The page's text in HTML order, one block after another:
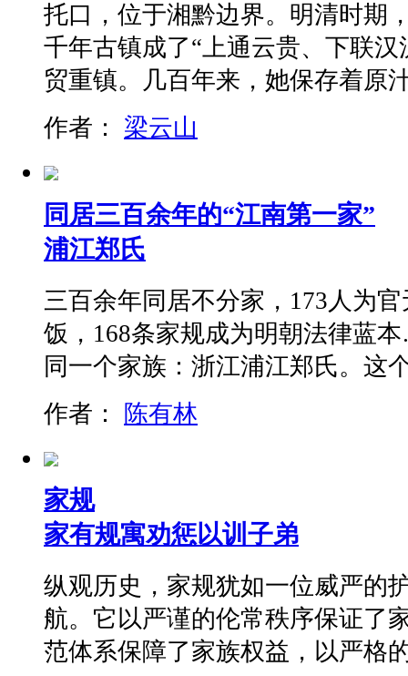
托口，位于湘黔边界。明清时期
千年古镇成了“上通云贵、下联
贸重镇。几百年来，她保存着
作者： 梁云山
同居三百余年的“江南第一家”
浦江郑氏
三百余年同居不分家，173人为
饭，168条家规成为明朝法律蓝
同一个家族：浙江浦江郑氏。
作者： 陈有林
家规
家有规寓劝惩以训子弟
纵观历史，家规犹如一位威严的
航。它以严谨的伦常秩序保证了
范体系保障了家族权益，以严